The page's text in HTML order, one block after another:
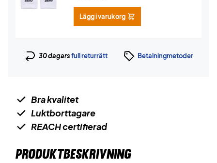
Lägg i varukorg
30 dagarsfull returrätt Betalningmetoder
Bra kvalitet
Luktborttagare
REACH certifierad
PRODUKTBESKRIVNING